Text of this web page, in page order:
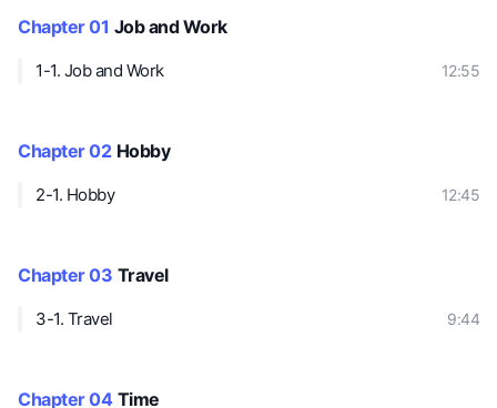
Chapter 01 Job and Work
1-1. Job and Work 12:55
Chapter 02 Hobby
2-1. Hobby 12:45
Chapter 03 Travel
3-1. Travel 9:44
Chapter 04 Time